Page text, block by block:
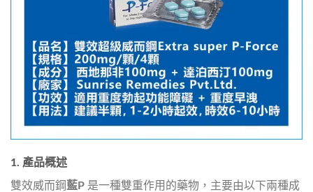
1. 產品概述
雙效威而鋼藍P 是一種雙重作用的藥物，主要由以下兩種成